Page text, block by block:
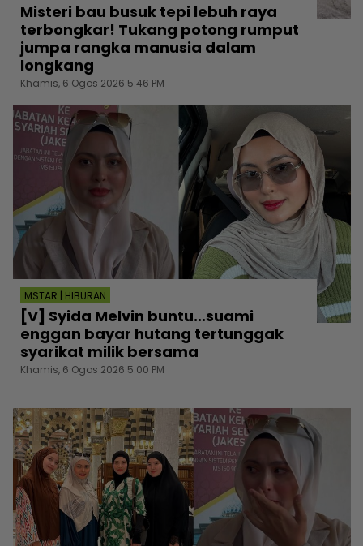
Misteri bau busuk tepi lebuh raya
terbongkar! Tukang potong rumput
jumpa rangka manusia dalam
longkang
Khamis, 6 Ogos 2026 5:46 PM
MSTAR | HIBURAN
[V] Syida Melvin buntu...suami
enggan bayar hutang tertunggak
syarikat milik bersama
Khamis, 6 Ogos 2026 5:00 PM